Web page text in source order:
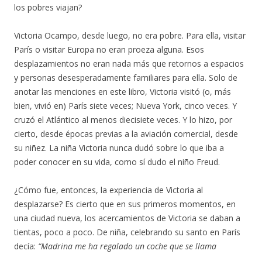
los pobres viajan?
Victoria Ocampo, desde luego, no era pobre. Para ella, visitar
París o visitar Europa no eran proeza alguna. Esos
desplazamientos no eran nada más que retornos a espacios
y personas desesperadamente familiares para ella. Solo de
anotar las menciones en este libro, Victoria visitó (o, más
bien, vivió en) París siete veces; Nueva York, cinco veces. Y
cruzó el Atlántico al menos diecisiete veces. Y lo hizo, por
cierto, desde épocas previas a la aviación comercial, desde
su niñez. La niña Victoria nunca dudó sobre lo que iba a
poder conocer en su vida, como sí dudo el niño Freud.
¿Cómo fue, entonces, la experiencia de Victoria al
desplazarse? Es cierto que en sus primeros momentos, en
una ciudad nueva, los acercamientos de Victoria se daban a
tientas, poco a poco. De niña, celebrando su santo en París
decía: “Madrina me ha regalado un coche que se llama